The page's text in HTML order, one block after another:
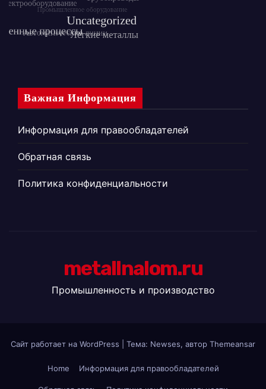
Важная Информация
Информация для правообладателей
Обратная связь
Политика конфиденциальности
metallnalom.ru
Промышленность и производство
Сайт работает на WordPress Тема: Newses, автор Themeansar
Home Информация для правообладателей